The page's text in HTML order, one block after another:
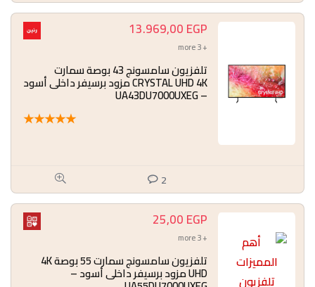
13.969,00EGP
+ 3 more
تلفزيون سامسونج 43 بوصة سمارت
CRYSTAL UHD 4K مزود برسيفر داخلى أسود
– UA43DU7000UXEG
★
★
★
★
★
2
25,00EGP
+ 3 more
تلفزيون سامسونج سمارت 55 بوصة 4K
UHD مزود برسيفر داخلى أسود –